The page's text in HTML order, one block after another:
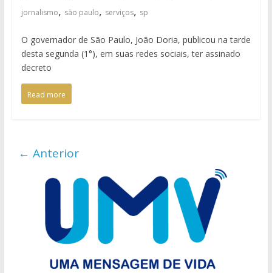
jornalismo, são paulo, serviços, sp
O governador de São Paulo, João Doria, publicou na tarde
desta segunda (1°), em suas redes sociais, ter assinado
decreto
Read more
← Anterior